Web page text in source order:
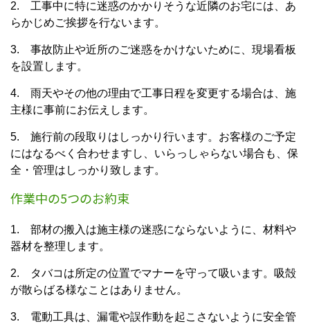
2. 工事中に特に迷惑のかかりそうな近隣のお宅には、あ
らかじめご挨拶を行ないます。
3. 事故防止や近所のご迷惑をかけないために、現場看板
を設置します。
4. 雨天やその他の理由で工事日程を変更する場合は、施
主様に事前にお伝えします。
5. 施行前の段取りはしっかり行います。お客様のご予定
にはなるべく合わせますし、いらっしゃらない場合も、保
全・管理はしっかり致します。
作業中の5つのお約束
1. 部材の搬入は施主様の迷惑にならないように、材料や
器材を整理します。
2. タバコは所定の位置でマナーを守って吸います。吸殻
が散らばる様なことはありません。
3. 電動工具は、漏電や誤作動を起こさないように安全管